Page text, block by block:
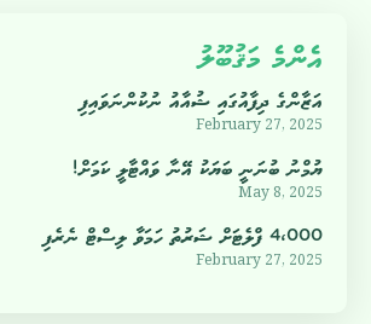
އެންމެ މަޤުބޫލު
އަޒާންގެ ދިފާއުގައި ޝުއާއު ނުކުންނަވައިފި
February 27, 2025
ޔުމްނު ބުނަނީ ބަޔަކު އޭނާ ވައްޓާލީ ކަމަށް!
May 8, 2025
4،000 ފްލެޓަށް ޝަރުތު ހަމަވާ ލިސްޓް ނެރެފި
February 27, 2025